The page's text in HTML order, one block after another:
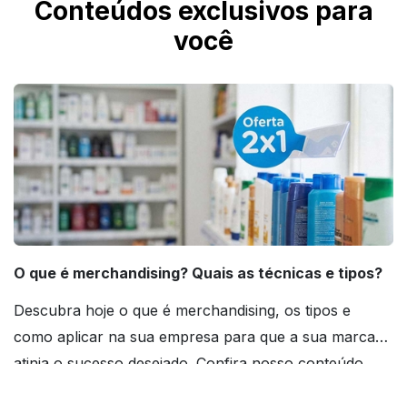
Checagem IMbatível para revisão técnica do
arquivo antes da produção.
Conteúdos exclusivos para
você
O que é merchandising? Quais as técnicas e tipos?
Descubra hoje o que é merchandising, os tipos e
como aplicar na sua empresa para que a sua marca
atinja o sucesso desejado. Confira nosso conteúdo